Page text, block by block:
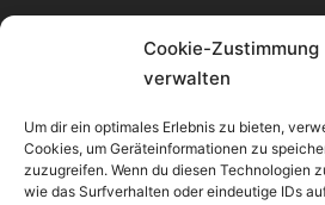
Cookie-Zustimmung
verwalten
Um dir ein optimales Erlebnis zu bieten,
Cookies, um Geräteinformationen zu
zuzugreifen. Wenn du diesen Technologien
wie das Surfverhalten oder eindeutige IDs
Login
Cookie-Richtlinie (EU)